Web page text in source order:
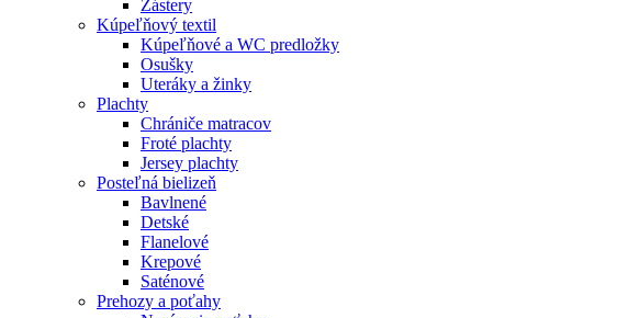
Zástery
Kúpeľňový textil
Kúpeľňové a WC predložky
Osušky
Uteráky a žinky
Plachty
Chrániče matracov
Froté plachty
Jersey plachty
Posteľná bielizeň
Bavlnené
Detské
Flanelové
Krepové
Saténové
Prehozy a poťahy